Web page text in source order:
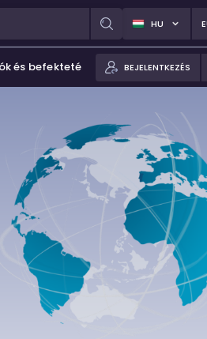
HU
és befektetések BEJELENTKEZÉS